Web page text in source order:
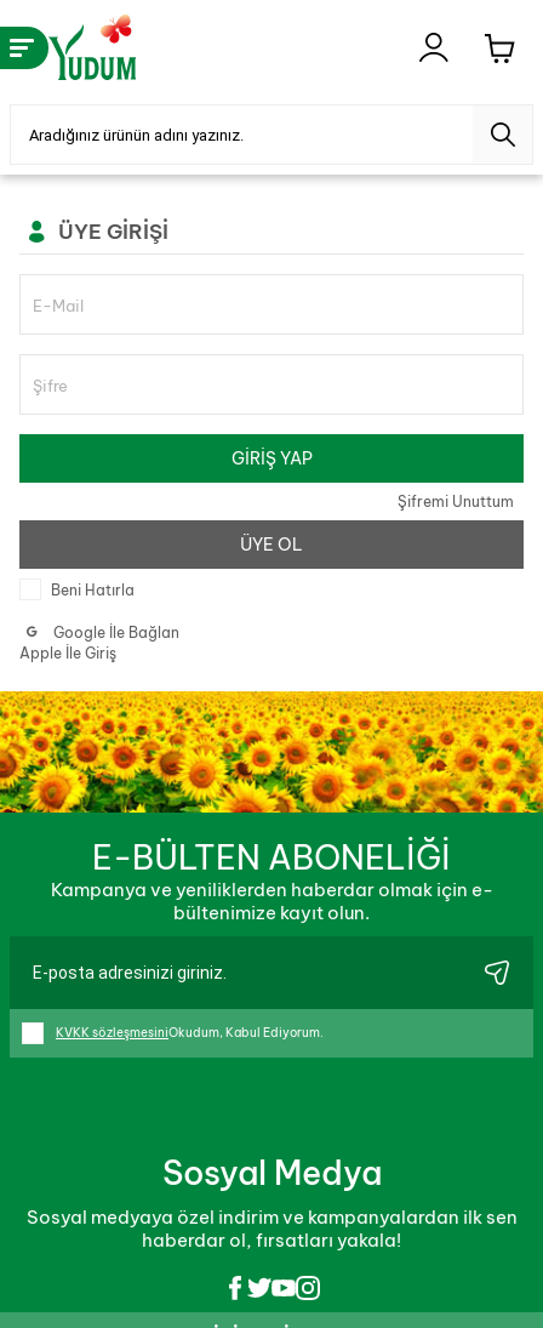
ÜYE GIRIŞI
E-Mail
Şifre
GIRIŞ YAP
Şifremi Unuttum
ÜYE OL
Beni Hatırla
Google İle Bağlan
Apple İle Giriş
E-BÜLTEN ABONELİĞİ
Kampanya ve yeniliklerden haberdar olmak için e-
bültenimize kayıt olun.
KVKK sözleşmesiniOkudum, Kabul Ediyorum.
Sosyal Medya
Sosyal medyaya özel indirim ve kampanyalardan ilk sen
haberdar ol, fırsatları yakala!